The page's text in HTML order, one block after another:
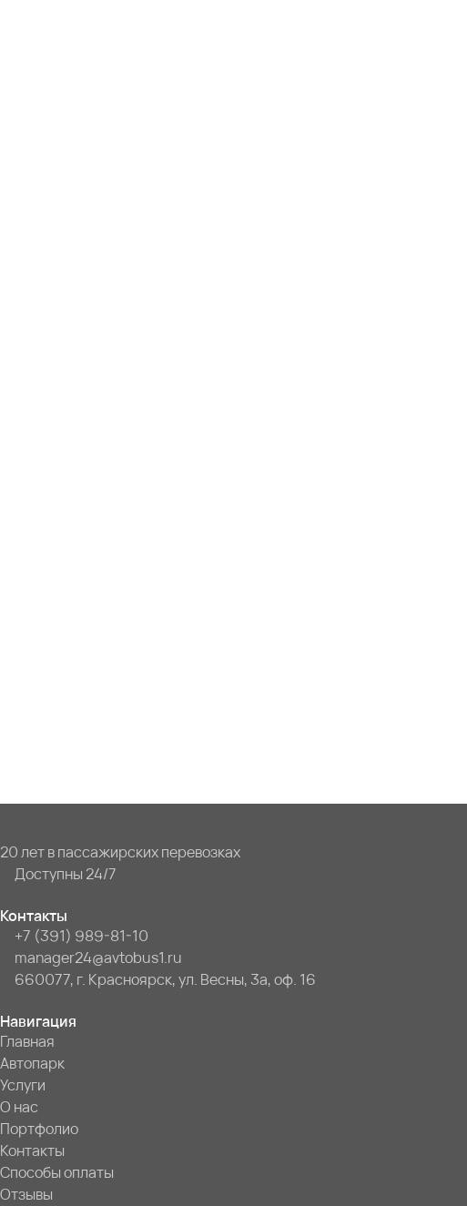
20 лет в пассажирских перевозках
Доступны 24/7
Контакты
+7 (391) 989-81-10
manager24@avtobus1.ru
660077, г. Красноярск, ул. Весны, 3а, оф. 16
Навигация
Главная
Автопарк
Услуги
О нас
Портфолио
Контакты
Способы оплаты
Отзывы